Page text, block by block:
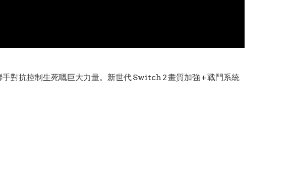
對抗控制生死嘅巨大力量。新世代 Switch 2 畫質加強 + 戰鬥系統